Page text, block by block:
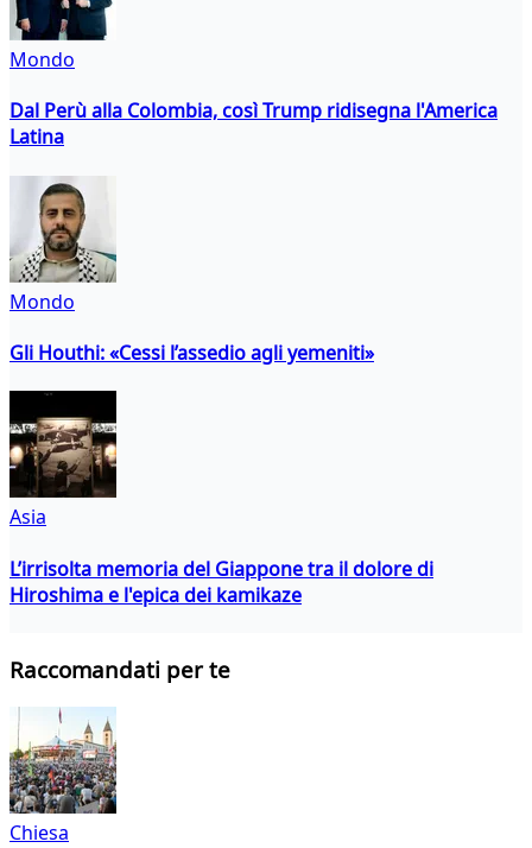
Mondo
Dal Perù alla Colombia, così Trump ridisegna l'America
Latina
Mondo
Gli Houthi: «Cessi l’assedio agli yemeniti»
Asia
L’irrisolta memoria del Giappone tra il dolore di
Hiroshima e l'epica dei kamikaze
Raccomandati per te
Chiesa